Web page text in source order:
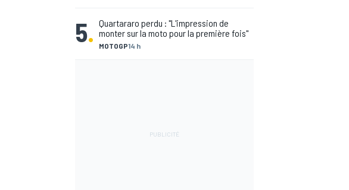
5. MOTOGP14 h
Quartararo perdu : "L'impression de
monter sur la moto pour la première fois"